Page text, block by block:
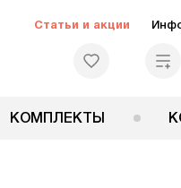
Статьи и акции
КОМПЛЕКТЫ